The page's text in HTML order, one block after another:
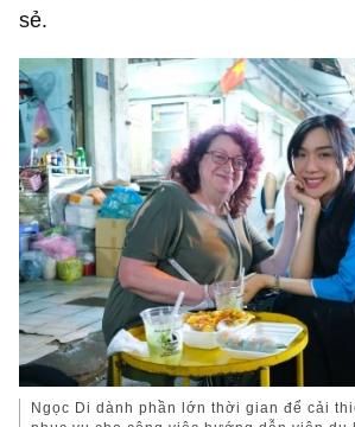
sẻ.
Ngọc Di dành phần lớn thời gian để cải